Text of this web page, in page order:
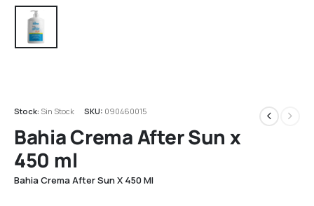
Stock: Sin Stock SKU: 090460015
Bahia Crema After Sun x
450 ml
Bahia Crema After Sun X 450 Ml